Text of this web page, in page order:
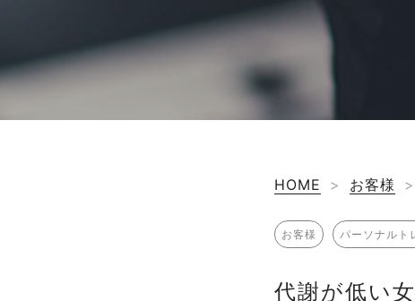
HOME > お客様 >
お客様 パーソナルト
代謝が低い